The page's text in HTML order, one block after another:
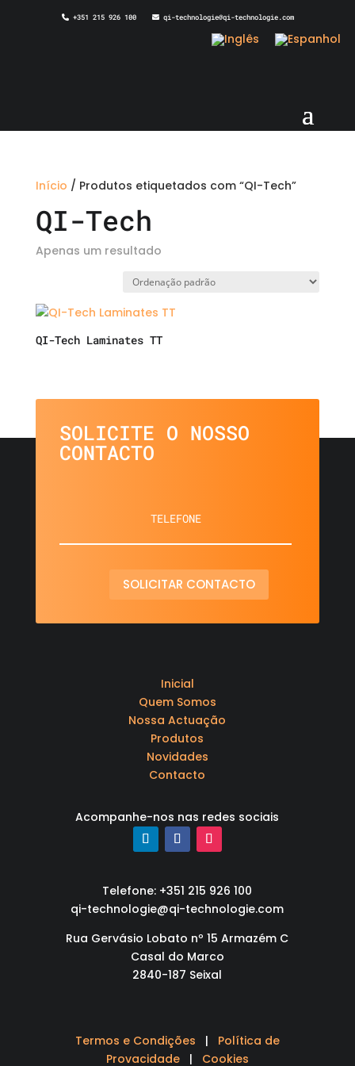
+351 215 926 100 qi-technologie@qi-technologie.com
Início / Produtos etiquetados com “QI-Tech”
QI-Tech
Apenas um resultado
QI-Tech Laminates TT
SOLICITE O NOSSO
CONTACTO
SOLICITAR CONTACTO
Inicial
Quem Somos
Nossa Actuação
Produtos
Novidades
Contacto
Acompanhe-nos nas redes sociais
Telefone: +351 215 926 100
qi-technologie@qi-technologie.com
Rua Gervásio Lobato nº 15 Armazém C
Casal do Marco
2840-187 Seixal
Termos e Condições | Política de
Provacidade| Cookies